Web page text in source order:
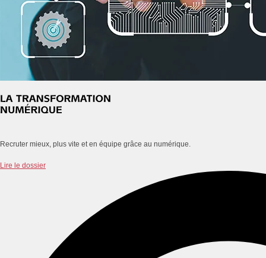
Recruter mieux, plus vite et en équipe grâce au numérique.
Lire le dossier